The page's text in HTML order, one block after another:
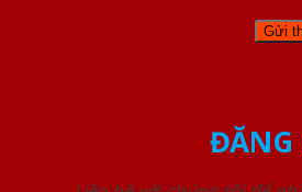
ĐĂNG